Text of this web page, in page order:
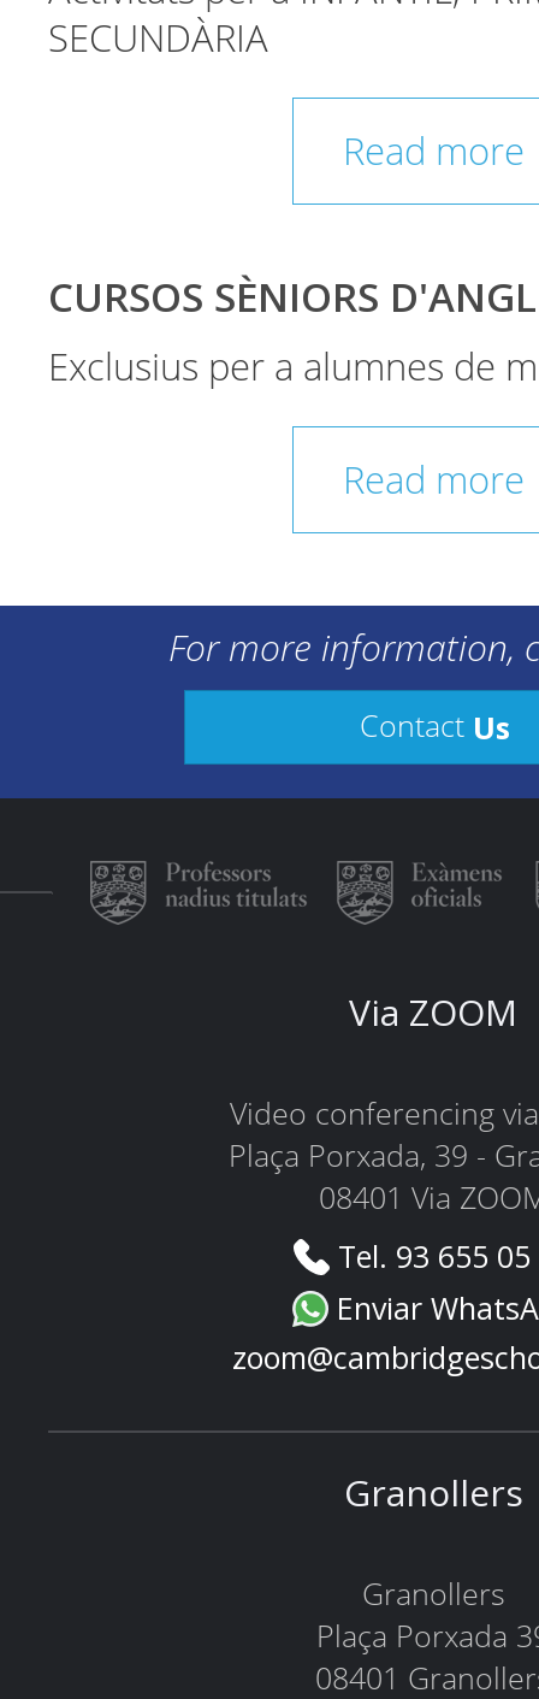
SECUNDÀRIA
Read more
CURSOS SÈNIORS
Exclusius per a alumnes de
Read more
For more information,
Contact Us
Via ZOOM
Video conferencing
Plaça Porxada, 39 -
08401 Via
Tel. 93 655
Enviar
Granollers
Granollers
Plaça Porxada
08401